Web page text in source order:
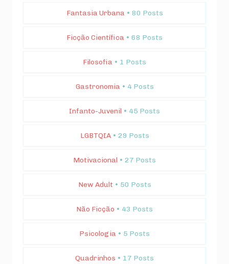
Fantasia Urbana • 80 Posts
Ficção Científica • 68 Posts
Filosofia • 1 Posts
Gastronomia • 4 Posts
Infanto-Juvenil • 45 Posts
LGBTQIA • 29 Posts
Motivacional • 27 Posts
New Adult • 50 Posts
Não Ficção • 43 Posts
Psicologia • 5 Posts
Quadrinhos • 17 Posts